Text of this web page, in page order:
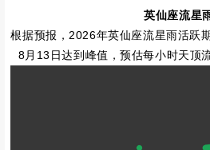
英仙座流星
根据预报，2026年英仙座流星雨活跃
8月13日达到峰值，预估每小时天顶